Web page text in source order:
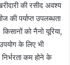
की रसीद अवश्य
की पर्याप्त उपलब्धता
को नैनो यूरिया,
के लिए भी
निर्भरता कम होने के